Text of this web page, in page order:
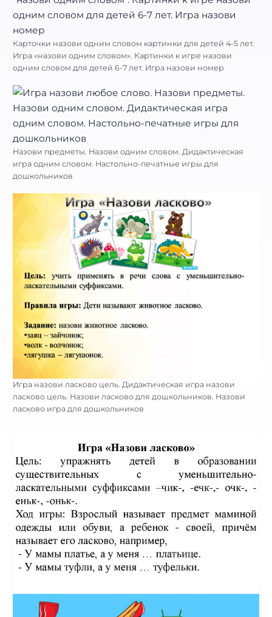
Карточки назови одним словом картинки для детей 4-5 лет.
Игра «назови одним словом». Картинки к игре назови
одним словом для детей 6-7 лет. Игра назови номер
Назови предметы. Назови одним словом. Дидактическая
игра одним словом. Настольно-печатные игры для
дошкольников
Игра назови ласково цель. Дидактическая игра назови
ласково цель. Назови ласково для дошкольников. Назови
ласково игра для дошкольников